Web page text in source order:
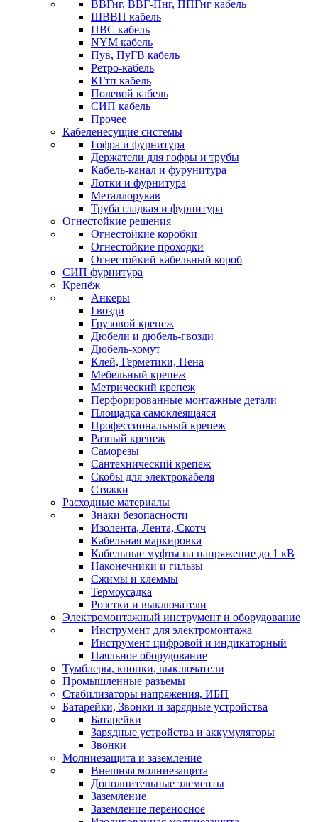
ВВГнг, ВВГ-Пнг, ППГнг кабель
ШВВП кабель
ПВС кабель
NYM кабель
Пув, ПуГВ кабель
Ретро-кабель
КГтп кабель
Полевой кабель
СИП кабель
Прочее
Кабеленесущие системы
Гофра и фурнитура
Держатели для гофры и трубы
Кабель-канал и фурунитура
Лотки и фурнитура
Металлорукав
Труба гладкая и фурнитура
Огнестойкие решения
Огнестойкие коробки
Огнестойкие проходки
Огнестойкий кабельный короб
СИП фурнитура
Крепёж
Анкеры
Гвозди
Грузовой крепеж
Дюбели и дюбель-гвозди
Дюбель-хомут
Клей, Герметики, Пена
Мебельный крепеж
Метрический крепеж
Перфорированные монтажные детали
Площадка самоклеящаяся
Профессиональный крепеж
Разный крепеж
Саморезы
Сантехнический крепеж
Скобы для электрокабеля
Стяжки
Расходные материалы
Знаки безопасности
Изолента, Лента, Скотч
Кабельная маркировка
Кабельные муфты на напряжение до 1 кВ
Наконечники и гильзы
Сжимы и клеммы
Термоусадка
Розетки и выключатели
Электромонтажный инструмент и оборудование
Инструмент для электромонтажа
Инструмент цифровой и индикаторный
Паяльное оборудование
Тумблеры, кнопки, выключатели
Промышленные разъемы
Стабилизаторы напряжения, ИБП
Батарейки, Звонки и зарядные устройства
Батарейки
Зарядные устройства и аккумуляторы
Звонки
Молниезащита и заземление
Внешняя молниезащита
Дополнительные элементы
Заземление
Заземление переносное